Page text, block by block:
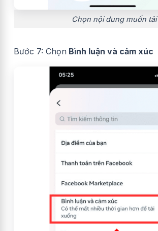
Chọn nội dung muốn tải
Bước 7: Chọn Bình luận và cảm xúc